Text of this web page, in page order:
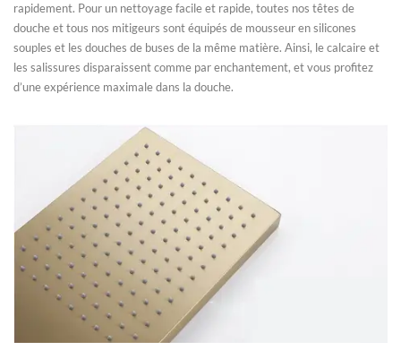
rapidement. Pour un nettoyage facile et rapide, toutes nos têtes de
douche et tous nos mitigeurs sont équipés de mousseur en silicones
souples et les douches de buses de la même matière. Ainsi, le calcaire et
les salissures disparaissent comme par enchantement, et vous profitez
d’une expérience maximale dans la douche.